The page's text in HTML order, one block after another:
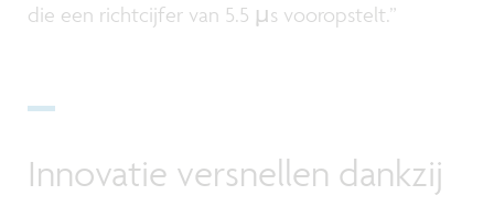
die een richtcijfer van 5.5 µs vooropstelt.”
Innovatie versnellen dankzij